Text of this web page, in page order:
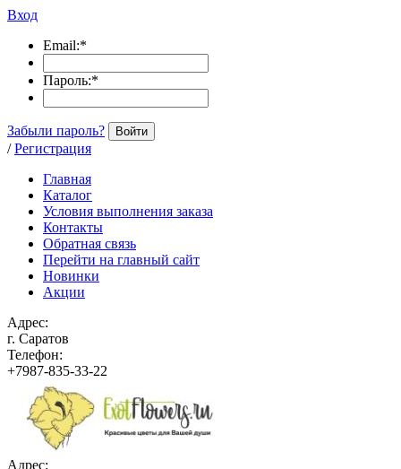
Вход
Email:*
Пароль:*
Забыли пароль? Войти
/ Регистрация
Главная
Каталог
Условия выполнения заказа
Контакты
Обратная связь
Перейти на главный сайт
Новинки
Акции
Адрес:
г. Саратов
Телефон:
+7987-835-33-22
Адрес: